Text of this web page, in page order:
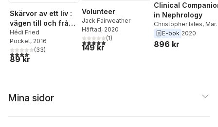
Skärvor av ett liv :
vägen till och från
Auschwitz
Hédi Fried
Pocket, 2016
4,2utav 5 stjärnor. Totalt antal röster:
(33)
89 kr
Volunteer
Jack Fairweather
Häftad, 2020
5,0utav 5 stjärnor. Totalt antal röster:
(1)
149 kr
Clinical
in Nephrology
Christopher Isles,
Findlay,Jack
Fairweather
E-bok 2020
896 kr
Mina sidor